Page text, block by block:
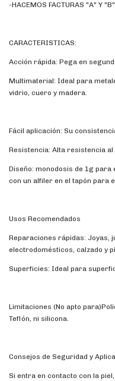
-HACEMOS FACTURAS "A" Y "B"
CARACTERISTICAS:
Acción rápida: Pega en
Multimaterial: Ideal para
vidrio, cuero y madera.
Fácil aplicación: Su
Resistencia: Alta resistencia al
Diseño: monodosis de 1g
con un alfiler en el tapón para
Usos Recomendados
Reparaciones rápidas: Joyas,
electrodomésticos, calzado y
Superficies: Ideal para
Limitaciones (No apto
Teflón, ni silicona.
Consejos de Seguridad y
Si entra en contacto con la